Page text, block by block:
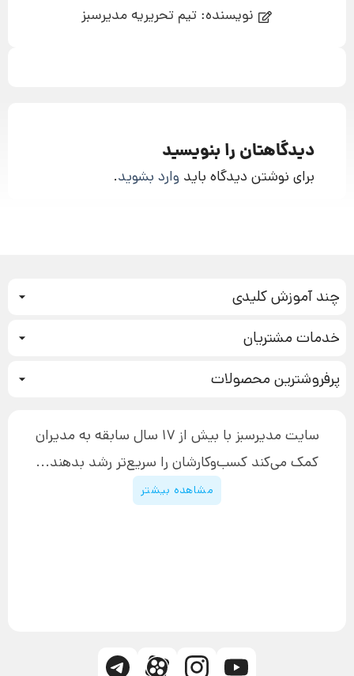
نویسنده: تیم تحریریه مدیرسبز
دیدگاهتان را بنویسید
برای نوشتن دیدگاه باید وارد بشوید.
چند آموزش کلیدی
بازاریابی عصبی
تبلیغ نویسی
افزایش عملکرد
چگونه کتاب بنویسیم
دوره اینستاگرام
خدمات مشتریان
آموزش دسترسی به دانلود فایل‌ها
پیگیری سفارش
پشتیبانی
قوانین و مقررات سایت
پرفروشترین محصولاتدوره جدید سیستم سازی
سایت مدیرسبز با بیش از 17 سال سابقه به مدیران
کمک می‌کند کسب‌و‌کارشان را سریع‌تر رشد بدهند...
مشاهده بیشتر